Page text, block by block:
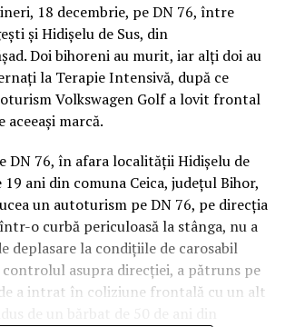
18 decembrie, pe DN 76, între
şi Hidişelu de Sus, din
Doi bihoreni au murit, iar alți doi au
la Terapie Intensivă, după ce
Volkswagen Golf a lovit frontal
aceeaşi marcă.
DN 76, în afara localităţii Hidişelu de
19 ani din comuna Ceica, judeţul Bihor,
un autoturism pe DN 76, pe direcţia
o curbă periculoasă la stânga, nu a
deplasare la condiţiile de carosabil
asupra direcţiei, a pătruns pe
a intrat în coliziune frontală cu un alt